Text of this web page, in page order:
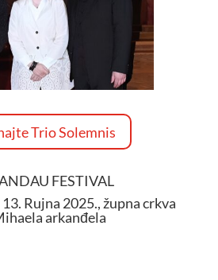
Trio Solemnis
FESTIVAL
Rujna 2025., župna crkva
arkanđela